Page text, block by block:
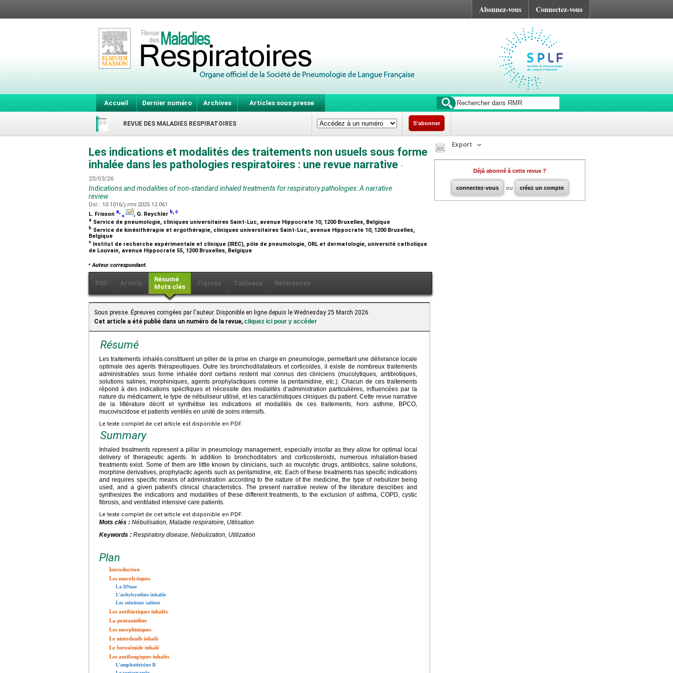
Abonnez-vous Connectez-vous
Accueil Dernier numéro Archives Articles sous presse
REVUE DES MALADIES RESPIRATOIRES S'abonner
Les indications et modalités des traitements non usuels sous forme
inhalée dans les pathologies respiratoires : une revue narrative -
25/03/26
Indications and modalities of non-standard inhaled treatments for respiratory pathologies: A narrative
review
Doi : 10.1016/j.rmr.2025.12.061
L. Frisson a,⁎ , G. Reychler b,c
a Service de pneumologie, cliniques universitaires Saint-Luc, avenue Hippocrate 10, 1200 Bruxelles, Belgique
b Service de kinésithérapie et ergothérapie, cliniques universitaires Saint-Luc, avenue Hippocrate 10, 1200 Bruxelles,
Belgique
c Institut de recherche expérimentale et clinique (IREC), pôle de pneumologie, ORL et dermatologie, université catholique
de Louvain, avenue Hippocrate 55, 1200 Bruxelles, Belgique
⁎ Auteur correspondant.
PDF Article
Résumé
Mots clés
Figures Tableaux Références
Sous presse. Épreuves corrigées par l'auteur. Disponible en ligne depuis le Wednesday 25 March 2026
Cet article a été publié dans un numéro de la revue, cliquez ici pour y accéder
Résumé
Les traitements inhalés constituent un pilier de la prise en charge en pneumologie, permettant une délivrance locale
optimale des agents thérapeutiques. Outre les bronchodilatateurs et corticoïdes, il existe de nombreux traitements
administrables sous forme inhalée dont certains restent mal connus des cliniciens (mucolytiques, antibiotiques,
solutions salines, morphiniques, agents prophylactiques comme la pentamidine, etc.). Chacun de ces traitements
répond à des indications spécifiques et nécessite des modalités d’administration particulières, influencées par la
nature du médicament, le type de nébuliseur utilisé, et les caractéristiques cliniques du patient. Cette revue narrative
de la littérature décrit et synthétise les indications et modalités de ces traitements, hors asthme, BPCO,
mucoviscidose et patients ventilés en unité de soins intensifs.
Le texte complet de cet article est disponible en PDF.
Summary
Inhaled treatments represent a pillar in pneumology management, especially insofar as they allow for optimal local
delivery of therapeutic agents. In addition to bronchodilators and corticosteroids, numerous inhalation-based
treatments exist. Some of them are little known by clinicians, such as mucolytic drugs, antibiotics, saline solutions,
morphine derivatives, prophylactic agents such as pentamidine, etc. Each of these treatments has specific indications
and requires specific means of administration according to the nature of the medicine, the type of nebulizer being
used, and a given patient's clinical characteristics. The present narrative review of the literature describes and
synthesizes the indications and modalities of these different treatments, to the exclusion of asthma, COPD, cystic
fibrosis, and ventilated intensive care patients.
Le texte complet de cet article est disponible en PDF.
Mots clés : Nébulisation, Maladie respiratoire, Utilisation
Keywords : Respiratory disease, Nebulization, Utilization
Plan
Introduction
Les mucolytiques
La DNase
L’acétylcystéine inhalée
Les solutions salines
Les antibiotiques inhalés
La pentamidine
Les morphiniques
Le nintedanib inhalé
Le furosémide inhalé
Les antifongiques inhalés
L’amphotéricine B
Export
Déjà abonné à cette revue ?
connectez-vous ou créez un compte